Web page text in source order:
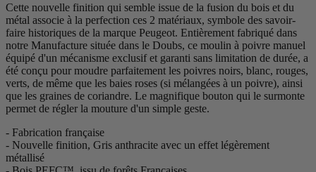
Cette nouvelle finition qui semble issue de la fusion du bois et du
métal associe à la perfection ces 2 matériaux, symbole des savoir-
faire historiques de la marque Peugeot. Entièrement fabriqué dans
notre Manufacture située dans le Doubs, ce moulin à poivre manuel
équipé d'un mécanisme exclusif et garanti sans limitation de durée, a
été conçu pour moudre parfaitement les poivres noirs, blanc, rouges,
verts, de même que les baies roses (si mélangées à un poivre), ainsi
que les graines de coriandre. Le magnifique bouton qui le surmonte
permet de régler la mouture d'un simple geste.
- Fabrication française
- Nouvelle finition, Gris anthracite avec un effet légèrement
métallisé